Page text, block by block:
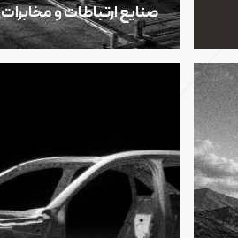
صنایع ارتباطات و مخابرات